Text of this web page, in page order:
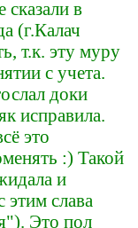
в
(г.Калач
т.к. эту муру
с учета.
доки
исправила.
это
:) Такой
и
этим слава
Это пол